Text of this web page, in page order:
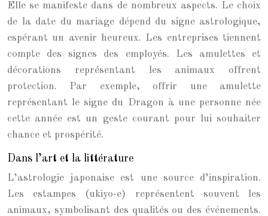
Elle se manifeste dans de nombreux aspects. Le choix
de la date du mariage dépend du signe astrologique,
espérant un avenir heureux. Les entreprises tiennent
compte des signes des employés. Les amulettes et
décorations représentant les animaux offrent
protection. Par exemple, offrir une amulette
représentant le signe du Dragon à une personne née
cette année est un geste courant pour lui souhaiter
chance et prospérité.
Dans l’art et la littérature
L’astrologie japonaise est une source d’inspiration.
Les estampes (ukiyo-e) représentent souvent les
animaux, symbolisant des qualités ou des événements.